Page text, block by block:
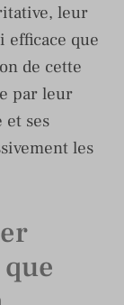
leur
efficace que
de cette
par leur
ses
les